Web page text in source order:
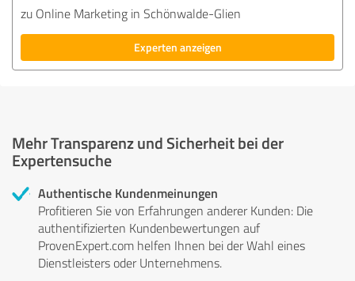
zu Online Marketing in Schönwalde-Glien
Experten anzeigen
Mehr Transparenz und Sicherheit bei der
Expertensuche
Authentische Kundenmeinungen
Profitieren Sie von Erfahrungen anderer Kunden: Die
authentifizierten Kundenbewertungen auf
ProvenExpert.com helfen Ihnen bei der Wahl eines
Dienstleisters oder Unternehmens.